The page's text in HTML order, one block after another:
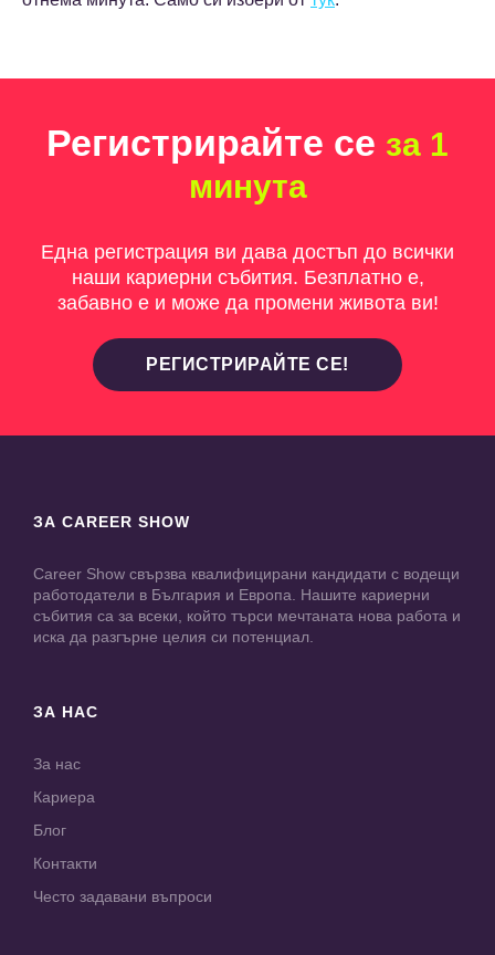
Регистрирайте се за 1
минута
Една регистрация ви дава достъп до всички
наши кариерни събития. Безплатно е,
забавно е и може да промени живота ви!
РЕГИСТРИРАЙТЕ СЕ!
ЗА CAREER SHOW
Career Show свързва квалифицирани кандидати с водещи
работодатели в България и Европа. Нашите кариерни
събития са за всеки, който търси мечтаната нова работа и
иска да разгърне целия си потенциал.
ЗА НАС
За нас
Кариера
Блог
Контакти
Често задавани въпроси